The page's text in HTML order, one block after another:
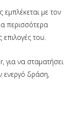
με τον
περισσότερα
του.
να σταματήσει
ενεργό δράση,